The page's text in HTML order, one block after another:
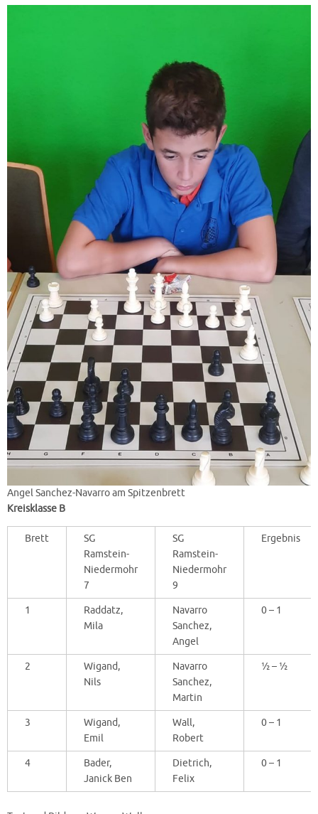
Angel Sanchez-Navarro am Spitzenbrett
Kreisklasse B
Brett
SG
Ramstein-
Niedermohr
7
SG
Ramstein-
Niedermohr
9
Ergebnis
1
Raddatz,
Mila
Navarro
Sanchez,
Angel
0 – 1
2
Wigand,
Nils
Navarro
Sanchez,
Martin
½ – ½
3
Wigand,
Emil
Wall,
Robert
0 – 1
4
Bader,
Janick Ben
Dietrich,
Felix
0 – 1